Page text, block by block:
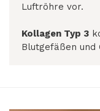
Luftröhre vor.
Kollagen Typ 3
Blutgefäßen und